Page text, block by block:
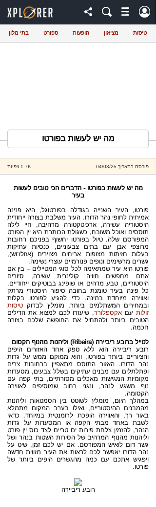
טיסות מציאון הופעות ספורט בתי מלון
מה יש לעשות בפורטו
פורסם בתאריך 04/03/25 1.7K צפיות
מה יש לעשות בפורטו - הדברים הכי טובים לעשות
בעיר
פורטו, העיר השנייה בגודלה בפורטוגל, היא פנינה
אמיתית לחופי נהר הדורו. העיר משלבת בצורה ייחודית
היסטוריה עשירה, ארכיטקטורה מרהיבה, חיי לילה
תוססים ואוכל משובח, כשגולת הכותרת היא יין הפורט
המפורסם שלה. טיול בפורטו יחשוף בפניכם רחובות
מרוצפי אבן עם בתים צבעוניים, כנסיות עתיקות
בעלות חזיתות מצופות אריחים מצוירים (אזולז’וש),
גשרים מרשימים ונופים פנורמיים עוצרי נשימה.
פורטו היא עיר שמתאימה לכל סוגי המטיילים – בין אם
אתם מחפשים חוויה קולינרית עשירה, סיורים
היסטוריים, טבע מדהים או שופינג בבוטיקים ייחודיים.
כל פינה בעיר טומנת בחובה סיפור היסטורי מרתק
ואווירה מיוחדת במינה. כדי להגיע לפורטו בקלות
ובמחירים המשתלמים ביותר, מומלץ לבדוק טיסות
זולותעם אקספלורר, שיעזרו לכם למצוא את הדילים
הטובים ביותר ולהתחיל את החופשה שלכם בצורה
חכמה.
לטייל ברובע ריביירה (Ribeira) וליהנות מהנוף הקסום
רובע ריביירה הוא ללא ספק אחד האזורים היפים
והציוריים ביותר בפורטו, והוא ממוקם ממש על גדות
נהר הדורו. האזור התוסס מתאפיין ברחובות צרים
ופתלתלים עם מבנים עתיקים בשלל צבעים, מסעדות
מקומיות המגישות מאכלים מסורתיים, בתי קפה עם
נוף משגע לנהר, ונגני רחוב שמוסיפים לאווירה
הקסומה.
במהלך היום, מומלץ לשוטט בין הסמטאות וליהנות
מהמבנים ההיסטוריים, ואילו בערב המקום מתמלא
באור רך, והאווירה הופכת לרומנטית במיוחד. כדאי
לשבת באחד מבתי הקפה או המסעדות על גדות
הנהר, להזמין צלחת פירות ים טריים לצד כוס יין פורט
וליהנות מהנוף המרהיב של הסירות השטות בנהר ושל
גשר דום לואיש המפורסם. אם יש לכם זמן, שיט על
נהר הדורו יאפשר לכם לראות את העיר מזווית חדשה
ויפגיש אתכם עם כמה מהגשרים היפים ביותר של
פורטו.
רובע ריביירה